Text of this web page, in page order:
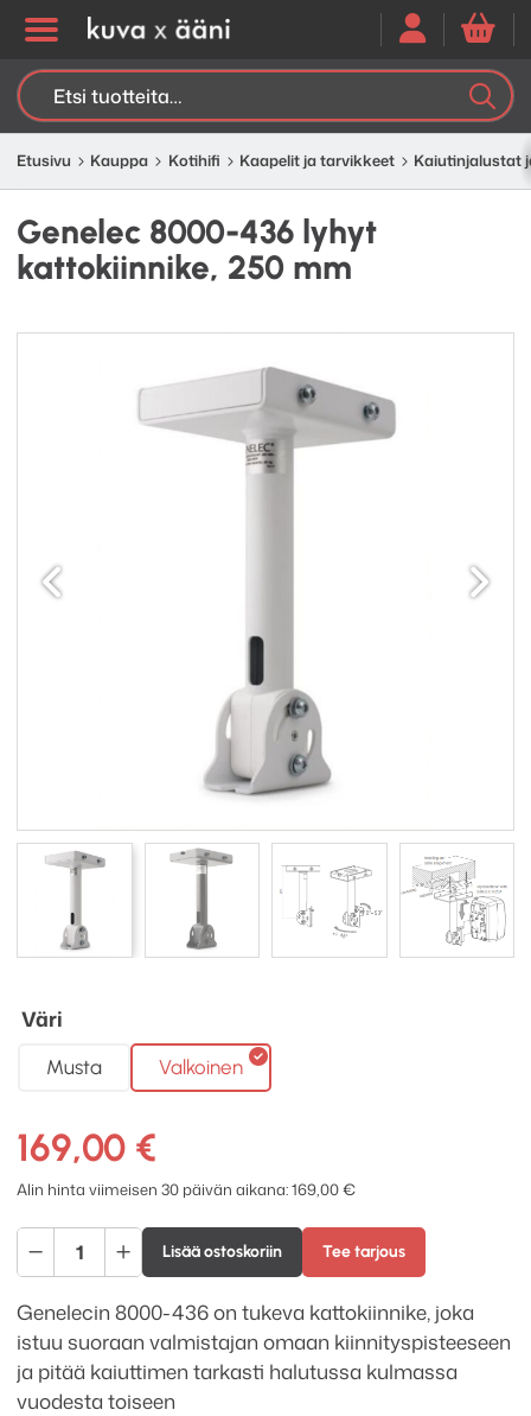
Etsi:
Etusivu Kauppa Kotihifi Kaapelit ja tarvikkeet Kaiutinjalustat
Genelec 8000-436 lyhyt
kattokiinnike, 250 mm
Väri
Musta Valkoinen
169,00 €
Alin hinta viimeisen 30 päivän aikana:169,00€
Genelec
8000-
436
lyhyt
kattokiinnike,
250
Lisää ostoskoriin Tee tarjous
Genelecin 8000-436 on tukeva kattokiinnike, joka
istuu suoraan valmistajan omaan kiinnityspisteeseen
ja pitää kaiuttimen tarkasti halutussa kulmassa
vuodesta toiseen